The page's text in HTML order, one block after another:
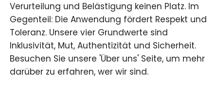
Verurteilung und Belästigung keinen Platz. Im
Gegenteil: Die Anwendung fördert Respekt und
Toleranz. Unsere vier Grundwerte sind
Inklusivität, Mut, Authentizität und Sicherheit.
Besuchen Sie unsere 'Über uns' Seite, um mehr
darüber zu erfahren, wer wir sind.